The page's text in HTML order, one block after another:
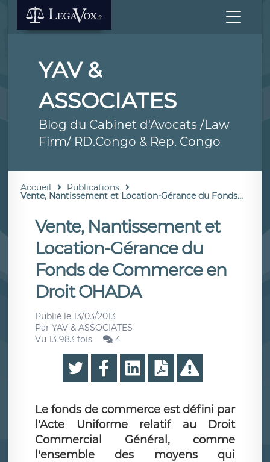
YAV &
ASSOCIATES
Blog du Cabinet d'Avocats /Law
Firm/ RD.Congo & Rep. Congo
Accueil Publications
Vente, Nantissement et Location-Gérance du Fonds...
Vente, Nantissement et
Location-Gérance du
Fonds de Commerce en
Droit OHADA
Publié le 13/03/2013
Par YAV & ASSOCIATES
Vu 13 983 fois
4
Le fonds de commerce est défini par
l'Acte Uniforme relatif au Droit
Commercial Général, comme
l'ensemble des moyens qui